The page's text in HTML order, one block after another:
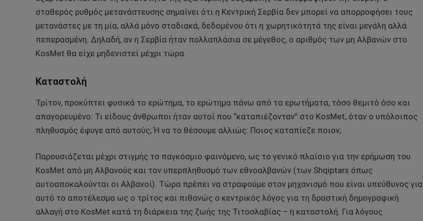
σταθερός ρυθμός μετανάστευσης σημαίνει ότι η Κεντρική Σερβία δεν μπορεί να απορροφήσει τους
μετανάστες με τη μία, αλλά μόνο σταδιακά, δεδομένου ότι η χωρητικότητά της είναι μεγάλη αλλά
πεπερασμένη. Δηλαδή, αν η Σερβία ήταν πολλαπλάσια σε μέγεθος, ο αριθμός των μη Αλβανών στο
KosMet θα είχε μηδενιστεί μέχρι τώρα.
Καταστολή
Τρίτον, προκύπτει φυσικά το ερώτημα, το ερώτημα πάνω από τα ερωτήματα, τόσο θεμιτό όσο και
απαγορευμένο: Τι είδους άνθρωποι ήταν αυτοί που “καταπιέζονταν” στο KosMet, όταν ο υπόλοιπος
πληθυσμός έφυγε από αυτούς; Ή να το θέσουμε αλλιώς: Ποιος καταπίεζε ποιον;
Παρουσιάζεται μέχρι στιγμής το παγκόσμιο φαινόμενο, ως το γενικό πλαίσιο για την ερήμωση του
KosMet από μη Αλβανούς και τον υπερπληθυσμό των εθνοαλβανών (των Shqiptars όπως
αυτοαποκαλούνται οι Αλβανοί). Τώρα πρέπει να στραφούμε στον μηχανισμό που είναι υπεύθυνος για
αυτό το αποτέλεσμα ως ο τρίτος και πιθανώς ο κεντρικός λόγος για τη δραστική δημογραφική
αλλαγή στο KosMet κατά τη διάρκεια της ζωής της Τιτοσλαβίας – η καταστολή. Για λόγους